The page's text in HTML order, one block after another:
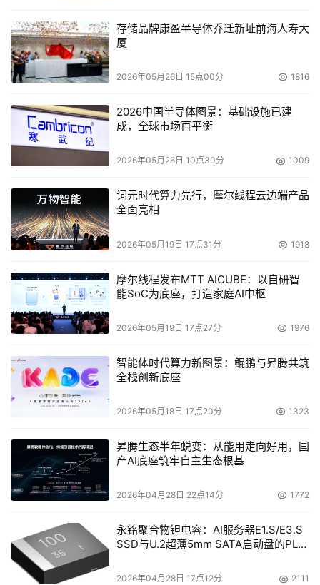
存储品牌康盈半导体乔迁新址前海人寿大
厦
2026年05月26日 15点00分 1816
2026中国半导体图景：基础设施已建
成，全球市场再平衡
2026年05月26日 10点30分 1009
词元时代算力先行，摩尔线程云边端产品
全面亮相
2026年05月19日 17点31分 1918
摩尔线程发布MTT AICUBE：以自研智
能SoC为底座，打造家庭AI中枢
2026年05月19日 17点27分 1976
智能体时代算力新图景：鲲鹏与昇腾共筑
全栈创新底座
2026年05月18日 17点20分 1323
昇腾生态半年蜕变：从能用走向好用，国
产AI底座筑牢自主生态根基
2026年04月28日 22点14分 1772
永铭聚合物钽电容：AI服务器E1.S/E3.S
SSD与U.2超薄5mm SATA启动盘的PLP
2026年04月28日 17点12分 2111